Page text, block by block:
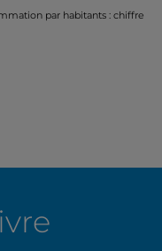
par habitants : chiffre